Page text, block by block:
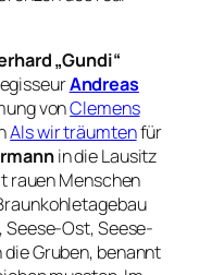
„Gundi“
Andreas
vonClemens
Als wir träumtenfür
in die Lausitz
rauen Menschen
Ost, Seese-
Gruben, benannt